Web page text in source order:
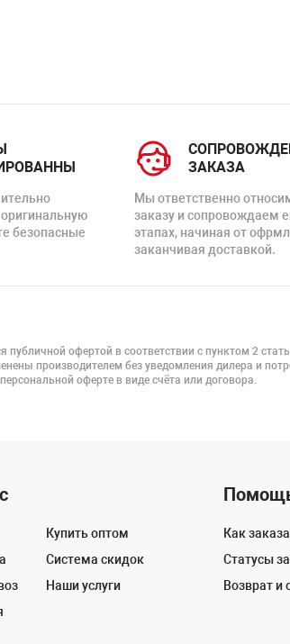
безопасные
ЗАКАЗА
Мы ответственно
заказу и сопровождаем
этапах, начиная от
заканчивая доставкой.
офертой в соответствии с пунктом 2
производителем без уведомления дилера и
оферте в виде счёта или договора.
Купить оптом
Система скидок
Наши услуги
Как
Статусы
Возврат и